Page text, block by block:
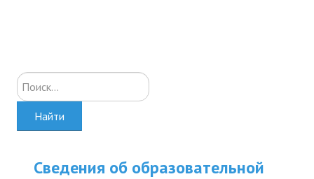
Искать...
Найти
Сведения об образовательной